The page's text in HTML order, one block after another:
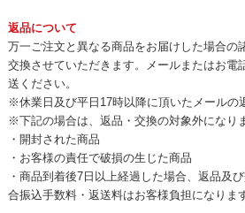
返品について
万一ご注文と異なる商品をお届けした場合の
交換させていただきます。メールまたはお電
送ください。
※休業日及び平日17時以降に頂いたメールの
※下記の場合は、返品・交換の対象外になり
・開封された商品
・お客様の責任で破損の生じた商品
・商品到着後7日以上経過した場合、返品及
合振込手数料・返送料はお客様負担になりま